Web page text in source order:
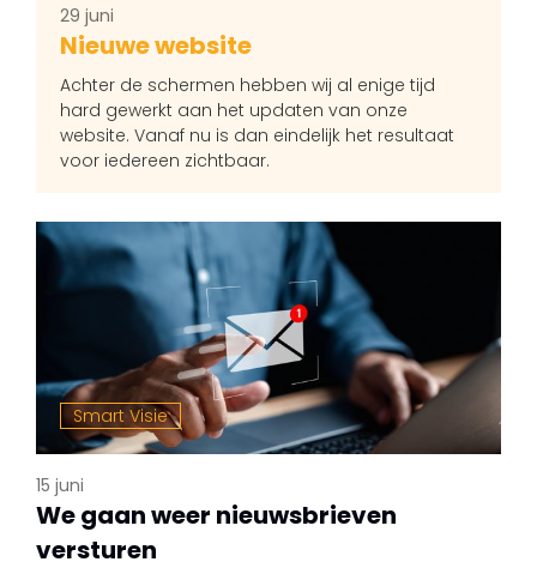
29 juni
Nieuwe website
Achter de schermen hebben wij al enige tijd
hard gewerkt aan het updaten van onze
website. Vanaf nu is dan eindelijk het resultaat
voor iedereen zichtbaar.
Smart Visie
15 juni
We gaan weer nieuwsbrieven
versturen